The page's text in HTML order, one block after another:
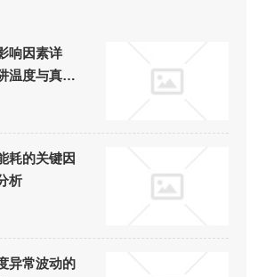
响因素详
温度与真空
耗的关键因
析
异常波动的